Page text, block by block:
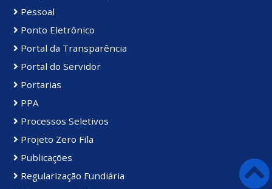
Pessoal
Ponto Eletrônico
Portal da Transparência
Portal do Servidor
Portarias
PPA
Processos Seletivos
Projeto Zero Fila
Publicações
Regularização Fundiária